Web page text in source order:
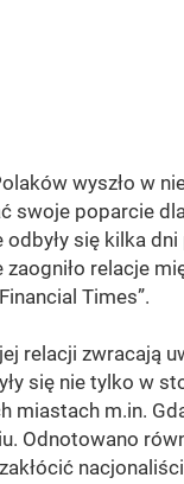
wyszło w
swoje poparcie
odbyły się kilka
relacje
Times”.
relacji zwracają
się nie tylko w
miastach m.in.
Odnotowano